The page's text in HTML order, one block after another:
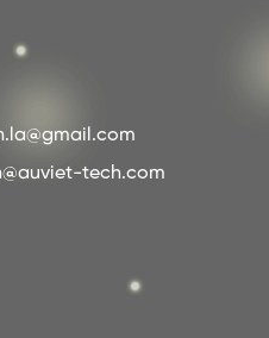
tech.com